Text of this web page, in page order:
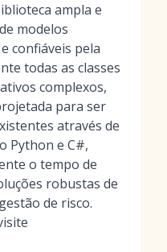
ampla e
modelos
confiáveis pela
todas as classes
complexos,
para ser
através de
Python e C#,
o tempo de
robustas de
de risco.